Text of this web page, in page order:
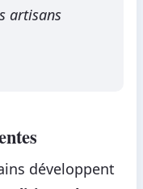
artisans
développent